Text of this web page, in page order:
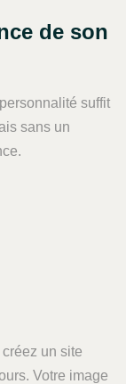
de son
suffit
sans un
un site
Votre image